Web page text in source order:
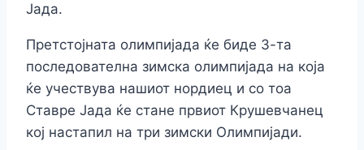
Јада.
Претстојната олимпијада ќе биде 3-та
последователна зимска олимпијада на која
ќе учествува нашиот нордиец и со тоа
Ставре Јада ќе стане првиот Крушевчанец
кој настапил на три зимски Олимпијади.